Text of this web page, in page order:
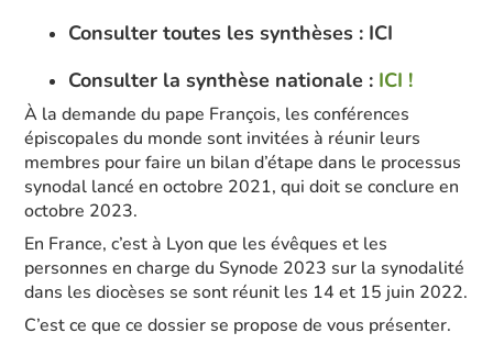
Consulter toutes les synthèses : ICI
Consulter la synthèse nationale : ICI !
À la demande du pape François, les conférences
épiscopales du monde sont invitées à réunir leurs
membres pour faire un bilan d’étape dans le processus
synodal lancé en octobre 2021, qui doit se conclure en
octobre 2023.
En France, c’est à Lyon que les évêques et les
personnes en charge du Synode 2023 sur la synodalité
dans les diocèses se sont réunit les 14 et 15 juin 2022.
C’est ce que ce dossier se propose de vous présenter.